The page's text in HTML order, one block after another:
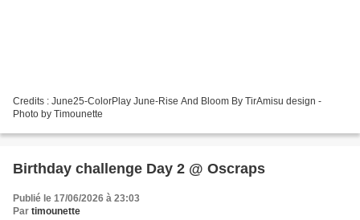
Credits : June25-ColorPlay June-Rise And Bloom By TirAmisu design -
Photo by Timounette
Birthday challenge Day 2 @ Oscraps
Publié le 17/06/2026 à 23:03
Par timounette